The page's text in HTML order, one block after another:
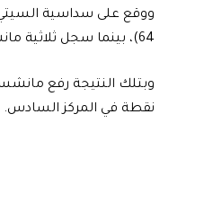
64)، بينما سجل ثلاثية مانشستر يونايتد أنتوني في الدقيقة (56) وأنتوني مارسيال في الدقيقتين (84- 90).
نقطة في المركز السادس.